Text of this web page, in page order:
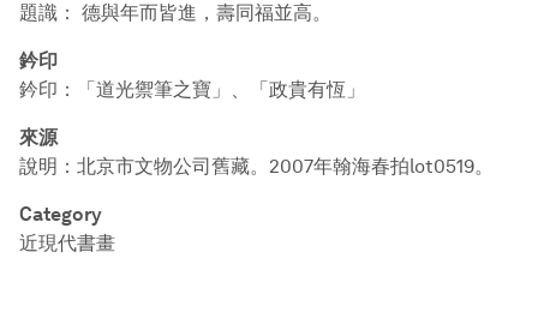
題識： 德與年而皆進，壽同福並高。
鈐印
鈐印：「道光禦筆之寶」、「政貴有恆」
來源
說明：北京市文物公司舊藏。2007年翰海春拍lot0519。
Category
近現代書畫